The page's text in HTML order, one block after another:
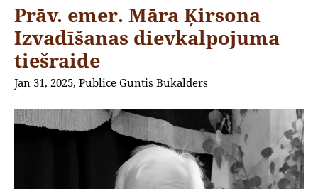
Prāv. emer. Māra Ķirsona
Izvadīšanas dievkalpojuma
tiešraide
Jan 31, 2025, Publicē Guntis Bukalders